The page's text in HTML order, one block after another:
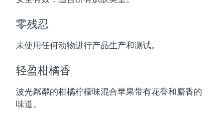
零残忍
未使用任何动物进行产品生产和测试。
轻盈柑橘香
波光粼粼的柑橘柠檬味混合苹果带有花香和麝香的
味道。
沙特阿拉伯
新加坡 预计送达日期
斯洛伐克
斯洛文尼亚 预计送达日期8/8/26
南非